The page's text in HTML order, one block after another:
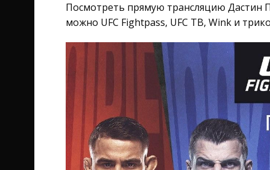
Посмотреть прямую трансляцию
можно UFC Fightpass, UFC ТВ, Wink и